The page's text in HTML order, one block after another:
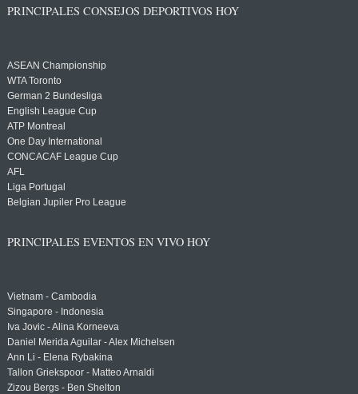
PRINCIPALES CONSEJOS DEPORTIVOS HOY
ASEAN Championship
WTA Toronto
German 2 Bundesliga
English League Cup
ATP Montreal
One Day International
CONCACAF League Cup
AFL
Liga Portugal
Belgian Jupiler Pro League
PRINCIPALES EVENTOS EN VIVO HOY
Vietnam - Cambodia
Singapore - Indonesia
Iva Jovic - Alina Korneeva
Daniel Merida Aguilar - Alex Michelsen
Ann Li - Elena Rybakina
Tallon Griekspoor - Matteo Arnaldi
Zizou Bergs - Ben Shelton